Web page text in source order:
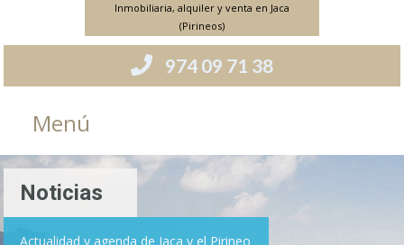
Inmobiliaria, alquiler y venta en Jaca
(Pirineos)
974 09 71 38
Menú
Noticias
Actualidad y agenda de Jaca y el Pirineo